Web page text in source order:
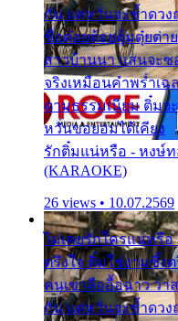
กัน แต่หวั่นจะช้ำดว
ชื่อต๋อยต้อยตุ้มตุ๋ยต่าย
สาวบ้านนา แสนจะ
จริงเหมือนคำพร่ำเ
ตามธรรมเนียม ติ๋มจ
หวั่นขอยอมได้เคียง
รักติ๋มแน่หรือ - หงษ์
(KARAOKE)
26 views • 10.07.2569
ไม่เคยรักใครแน่หรื
ตรึงใจ ติ๋มใช่งามซึ้ง
คนเขาลืออื้อฉาว ว่า
กัน แต่หวั่นจะช้ำดว